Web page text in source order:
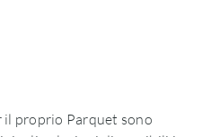
il proprio Parquet sono